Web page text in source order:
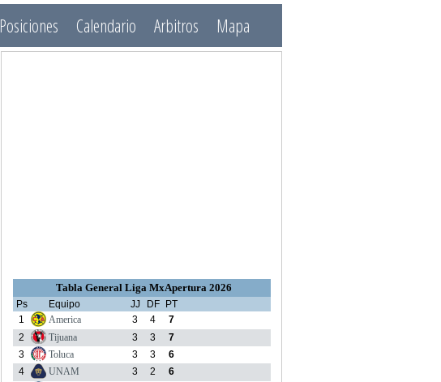
Posiciones Calendario Arbitros Mapa
Tabla General Liga MxApertura 2026
Ps Equipo JJ DF PT
1
America 3 4
7
2
Tijuana 3 3
7
3
Toluca 3 3
6
4
UNAM 3 2
6